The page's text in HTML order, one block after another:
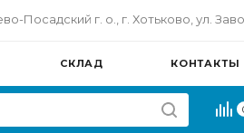
Посадский г. о., г. Хотьково, ул.
СКЛАД КОНТАКТЫ